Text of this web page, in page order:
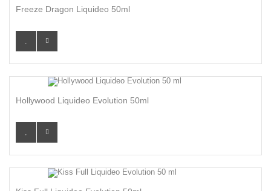
Freeze Dragon Liquideo 50ml
Hollywood Liquideo Evolution 50ml